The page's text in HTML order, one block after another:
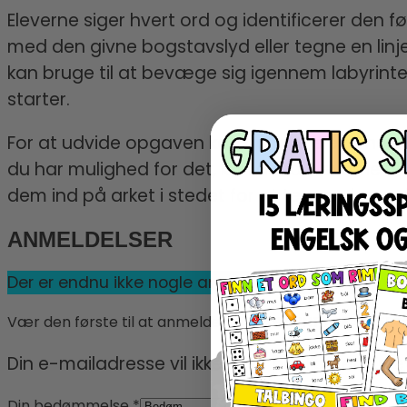
Eleverne siger hvert ord og identificerer den
med den givne bogstavslyd eller tegne en
kan bruge til at bevæge sig igennem
starter.
For at udvide opgaven kan du give eleverne
du har mulighed for det, kan du få eleverne
dem ind på arket i stedet for at tegne, da
ANMELDELSER
Der er endnu ikke nogle anmeldelser.
Vær den første til at anmelde “LYDLABYRINT ALFABETET”
Din e-mailadresse vil ikke blive publiceret.